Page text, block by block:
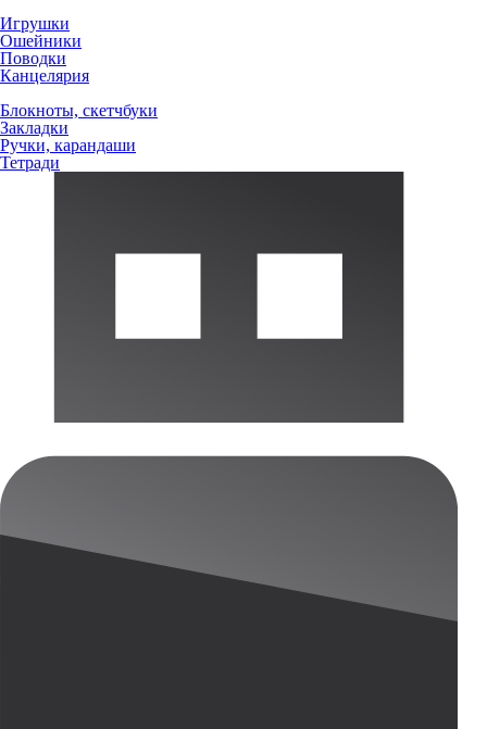
Игрушки
Ошейники
Поводки
Канцелярия
Блокноты, скетчбуки
Закладки
Ручки, карандаши
Тетради